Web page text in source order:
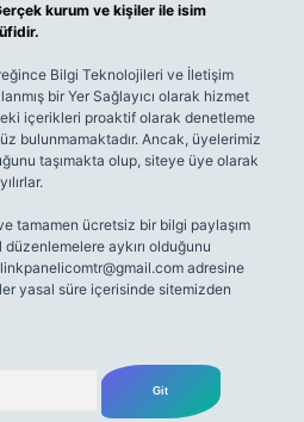
kurum ve kişiler ile isim
Bilgi Teknolojileri ve İletişim
bir Yer Sağlayıcı olarak hizmet
içerikleri proaktif olarak denetleme
bulunmamaktadır. Ancak, üyelerimiz
taşımakta olup, siteye üye olarak
tamamen ücretsiz bir bilgi paylaşım
aykırı olduğunu
adresine
yasal süre içerisinde sitemizden